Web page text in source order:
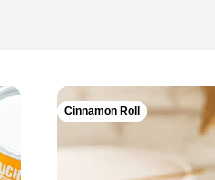
Cinnamon Roll